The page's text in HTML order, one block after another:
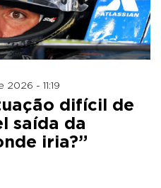
2026 - 11:19
difícil de
saída da
iria?”